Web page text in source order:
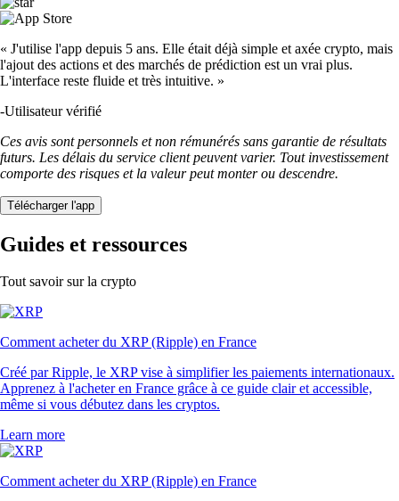
« J'utilise l'app depuis 5 ans. Elle était déjà simple et axée crypto, mais
l'ajout des actions et des marchés de prédiction est un vrai plus.
L'interface reste fluide et très intuitive. »
-Utilisateur vérifié
Ces avis sont personnels et non rémunérés sans garantie de résultats
futurs. Les délais du service client peuvent varier. Tout investissement
comporte des risques et la valeur peut monter ou descendre.
Télécharger l'app
Guides et ressources
Tout savoir sur la crypto
Comment acheter du XRP (Ripple) en France
Créé par Ripple, le XRP vise à simplifier les paiements internationaux.
Apprenez à l'acheter en France grâce à ce guide clair et accessible,
même si vous débutez dans les cryptos.
Learn more
Comment acheter du XRP (Ripple) en France